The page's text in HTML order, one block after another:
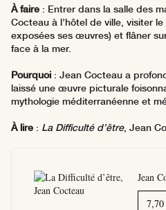
À faire : Entrer dans la salle des
Cocteau à l’hôtel de ville, visiter
exposées ses œuvres) et flâner
face à la mer.
Pourquoi : Jean Cocteau a
laissé une œuvre picturale
mythologie méditerranéenne et
À lire : La Difficulté d’être, Jean
Jean